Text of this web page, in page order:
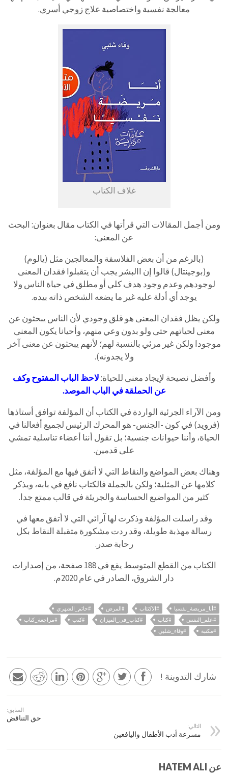
معالجة نفسية واختصاصية علاج زوجي أسري.
غلاف الكتاب
ومن أجمل المقالات التي قرأتها في الكتاب مقال بعنوان: البحث
عن المعنى:
(بالرغم من أن بعض الفلاسفة والمعالجين مثل (يالوم)
و(بوجينتال) قالوا إن االبشر يجب أن يتقبلوا فقدان المعنى
لوجودهم وعدم وجود هدف كلي أو مطلق في حياة الناس ولا
يوجد أي أدلة عليه غير ما يضعه الشخص ذاته بيده.
ولكن يظل فقدان المعنى هو قلق وجودي لأن الناس يبحثون عن
معنى لحياتهم حتى ولو بدون وعي منهم، وأحيانا يكون المعنى
موجودا ولكن غير مرئي بالنسبة لهم؛ لأنهم يبحثون عن معنى آخر
ولا يجدونه).
وأفضل نصيحة لإيجاد معنى للحياة:لاحظ الباب المفتوح وكف
عن الحملقة في الباب الموصد.
ومن الآراء الجرئية الواردة في الكتاب أن المؤلفة توافق أستاذها
(فرويد) في كون -الجنس- هو المحرك الرئيس لجميع أفعالنا في
الحياة، وأننا حيوانات جنسية؛ بل تقول أننا أعضاء تناسلية تمشي
على قدمين.
وهناك بعض المواضع والنقاط التي لا أتفق فيها مع المؤلفة، مثل
كلامها عن المثلية؛ ولكن بالجملة فالكتاب نافع في بابه، ويذكر
كثير من المواضيع الحساسة والجريئة في قالب ممتع جدا.
وقد راسلت المؤلفة وذكرت لها آرائي التي لا أتفق معها في
رسالة مهذبة طويلة، وقد ردت مشكورة متقبلة النقاط بكل
رحابة صدر.
الكتاب من القطع المتوسط يقع في 188 صفحة، من إصدارات
دار الشروق، الصادر في عام 2020م.
#أنا_مريضة_نفسيا #الاكتئاب #المرض
#حاتم_الشهري
#علم_النفس
#كتاب #كتاب_في_الميزان #كتب
#مراجعة_كتاب
#مكتبة
#وفاء_شلبي
شارك التدوينة !
السابق:
حق التناقض
التالي:
مسرعة أدب الأطفال واليافعين
عن HATEM ALI